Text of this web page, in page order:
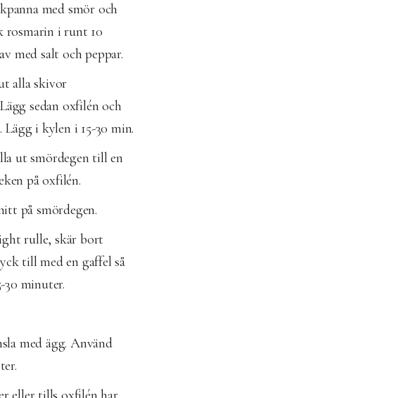
med smör och
rosmarin i runt 10
med salt och peppar.
alla skivor
sedan oxfilén och
i kylen i 15-30 min.
ut smördegen till en
på oxfilén.
på smördegen.
rulle, skär bort
till med en gaffel så
30 minuter.
med ägg. Använd